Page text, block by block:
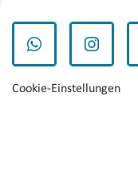
WhatsApp
Cookie-Einstellungen